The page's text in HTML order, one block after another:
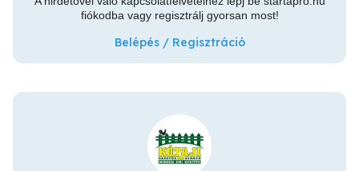
fiókodba vagy regisztrálj gyorsan most!
Belépés / Regisztráció